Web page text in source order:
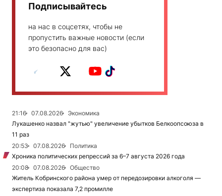
Подписывайтесь
на нас в соцсетях, чтобы не
пропустить важные новости (если
это безопасно для вас)
21:16 07.08.2026
Экономика
Лукашенко назвал "жутью" увеличение убытков Белкоопсоюза в
11 раз
20:53
07.08.2026
Политика
Хроника политических репрессий за 6–7 августа 2026 года
20:08
07.08.2026
Общество
Житель Кобринского района умер от передозировки алкоголя —
экспертиза показала 7,2 промилле